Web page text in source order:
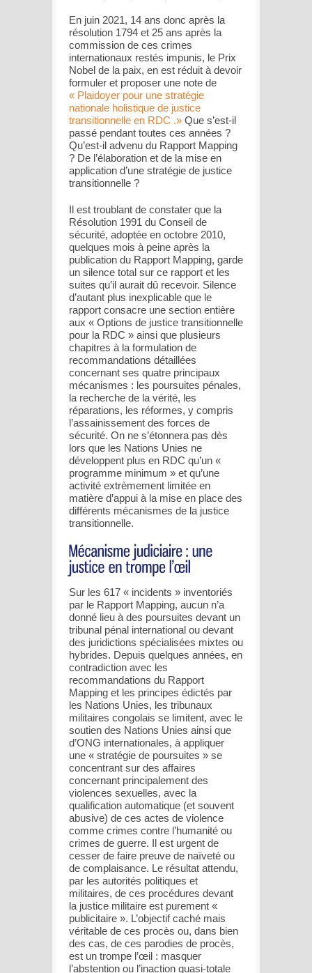
En juin 2021, 14 ans donc après la
résolution 1794 et 25 ans après la
commission de ces crimes
internationaux restés impunis, le Prix
Nobel de la paix, en est réduit à devoir
formuler et proposer une note de
« Plaidoyer pour une stratégie
nationale holistique de justice
transitionnelle en RDC .» Que s’est-il
passé pendant toutes ces années ?
Qu’est-il advenu du Rapport Mapping
? De l’élaboration et de la mise en
application d’une stratégie de justice
transitionnelle ?
Il est troublant de constater que la
Résolution 1991 du Conseil de
sécurité, adoptée en octobre 2010,
quelques mois à peine après la
publication du Rapport Mapping, garde
un silence total sur ce rapport et les
suites qu’il aurait dû recevoir. Silence
d’autant plus inexplicable que le
rapport consacre une section entière
aux « Options de justice transitionnelle
pour la RDC » ainsi que plusieurs
chapitres à la formulation de
recommandations détaillées
concernant ses quatre principaux
mécanismes : les poursuites pénales,
la recherche de la vérité, les
réparations, les réformes, y compris
l’assainissement des forces de
sécurité. On ne s’étonnera pas dès
lors que les Nations Unies ne
développent plus en RDC qu’un «
programme minimum » et qu’une
activité extrèmement limitée en
matière d’appui à la mise en place des
différents mécanismes de la justice
transitionnelle.
Sur les 617 « incidents » inventoriés
par le Rapport Mapping, aucun n’a
donné lieu à des poursuites devant un
tribunal pénal international ou devant
des juridictions spécialisées mixtes ou
hybrides. Depuis quelques années, en
contradiction avec les
recommandations du Rapport
Mapping et les principes édictés par
les Nations Unies, les tribunaux
militaires congolais se limitent, avec le
soutien des Nations Unies ainsi que
d’ONG internationales, à appliquer
une « stratégie de poursuites » se
concentrant sur des affaires
concernant principalement des
violences sexuelles, avec la
qualification automatique (et souvent
abusive) de ces actes de violence
comme crimes contre l’humanité ou
crimes de guerre. Il est urgent de
cesser de faire preuve de naïveté ou
de complaisance. Le résultat attendu,
par les autorités politiques et
militaires, de ces procédures devant
la justice militaire est purement «
publicitaire ». L’objectif caché mais
véritable de ces procès ou, dans bien
des cas, de ces parodies de procès,
est un trompe l’œil : masquer
l’abstention ou l’inaction quasi-totale